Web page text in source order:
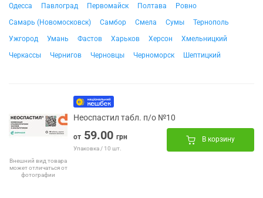
Одесса
Павлоград Первомайск Полтава
Ровно
Самарь (Новомосковск)
Самбор Смела Сумы
Тернополь
Ужгород
Умань Фастов Харьков Херсон
Хмельницкий
Черкассы
Чернигов Черновцы Черноморск Шептицкий
Внешний вид товара
может отличаться от
фотографии
Неоспастил табл. п/о №10
от 59.00 грн
Упаковка / 10 шт.
В корзину